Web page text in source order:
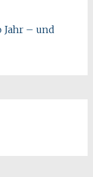
Jahr – und